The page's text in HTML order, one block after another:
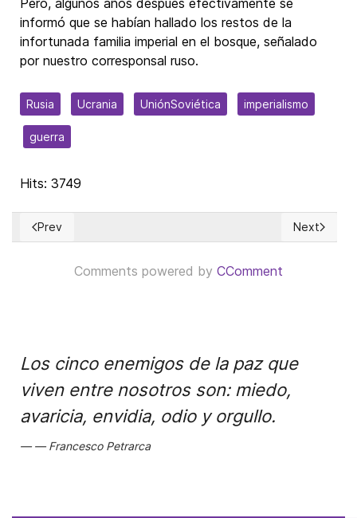
informó que se habían hallado los restos de la
infortunada familia imperial en el bosque, señalado
por nuestro corresponsal ruso.
Rusia Ucrania UniónSoviética imperialismo
guerra
Hits: 3749
Previous article: El Derecho, los derechos y el Código Penal
Prev Next
Next
Comments powered by CComment
Los cinco enemigos de la paz que
viven entre nosotros son: miedo,
avaricia, envidia, odio y orgullo.
Francesco Petrarca